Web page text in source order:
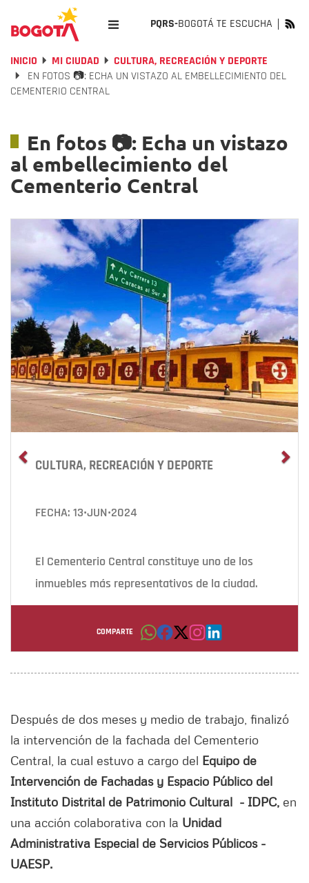
PQRS-BOGOTÁ TE ESCUCHA
INICIO MI CIUDAD
CULTURA, RECREACIÓN Y DEPORTE
EN FOTOS 📷: ECHA UN VISTAZO AL EMBELLECIMIENTO DEL
CEMENTERIO CENTRAL
En fotos 📷: Echa un vistazo
al embellecimiento del
Cementerio Central
CULTURA, RECREACIÓN Y DEPORTE
FECHA: 13•JUN•2024
El Cementerio Central constituye uno de los
inmuebles más representativos de la ciudad.
Por: Estefania Almonacid Velosa
COMPARTE
Previous
Después de dos meses y medio de trabajo, finalizó
la intervención de la fachada del Cementerio
Central, la cual estuvo a cargo del Equipo de
Intervención de Fachadas y Espacio Público del
Instituto Distrital de Patrimonio Cultural - IDPC, en
una acción colaborativa con la Unidad
Administrativa Especial de Servicios Públicos -
UAESP.